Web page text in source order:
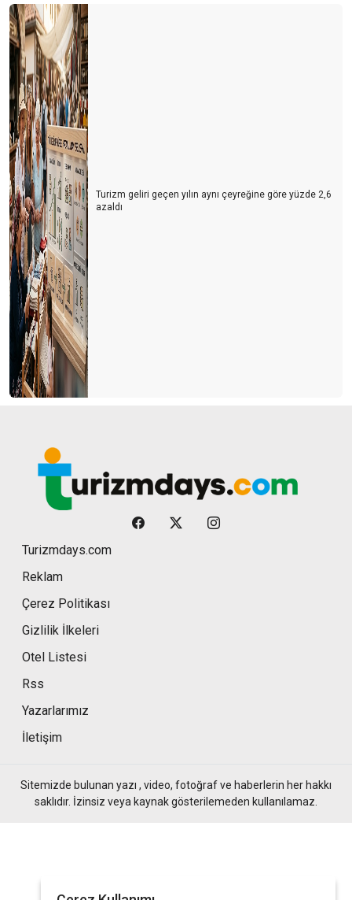
Turizm geliri geçen yılın aynı çeyreğine göre yüzde 2,6
azaldı
Turizmdays.com
Reklam
Çerez Politikası
Gizlilik İlkeleri
Otel Listesi
Rss
Yazarlarımız
İletişim
Sitemizde bulunan yazı , video, fotoğraf ve haberlerin her hakkı
saklıdır. İzinsiz veya kaynak gösterilemeden kullanılamaz.